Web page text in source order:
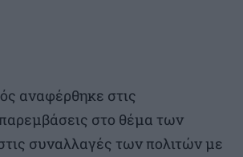
αναφέρθηκε στις
στο θέμα των
συναλλαγές των πολιτών με